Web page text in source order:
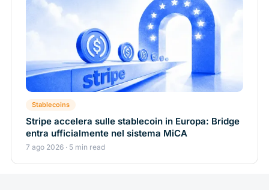
Stablecoins
Stripe accelera sulle stablecoin in Europa: Bridge
entra ufficialmente nel sistema MiCA
7 ago 2026 · 5 min read